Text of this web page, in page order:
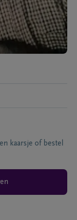
kaarsje of bestel